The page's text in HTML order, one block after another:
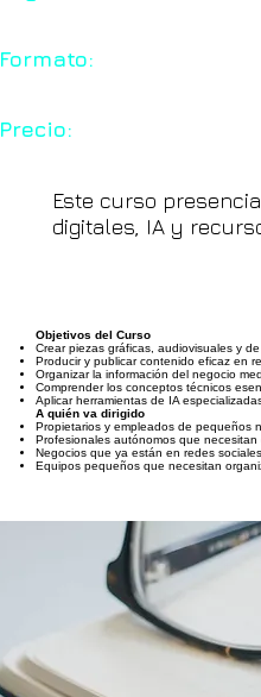
Formato:
Precio:
Este curso
digitales, IA y
Objetivos del Curso
Crear piezas gráficas, audiovisuales y
Producir y publicar contenido eficaz en
Organizar la información del negocio
Comprender los conceptos técnicos
Aplicar herramientas de IA
A quién va dirigido
Propietarios y empleados de pequeños
Profesionales autónomos que
Negocios que ya están en redes
Equipos pequeños que necesitan